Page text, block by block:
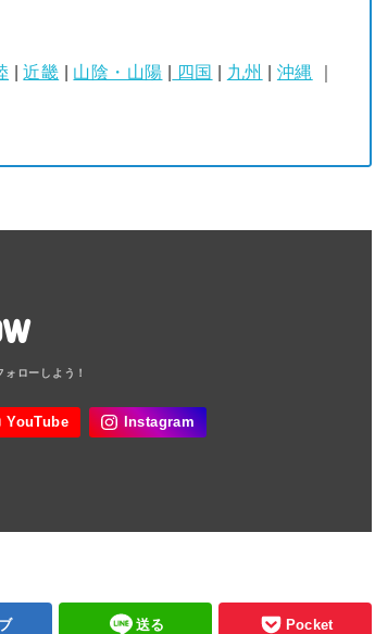
|近畿 | 山陰・山陽 | 四国 | 九州 | 沖縄 ｜
送る Pocket